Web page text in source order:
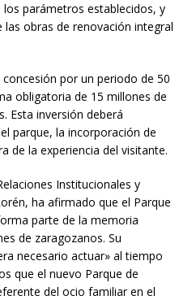
parámetros establecidos, y
obras de renovación integral
por un periodo de 50
obligatoria de 15 millones de
Esta inversión deberá
parque, la incorporación de
de la experiencia del visitante.
Institucionales y
ha afirmado que el Parque
parte de la memoria
de zaragozanos. Su
necesario actuar» al tiempo
que el nuevo Parque de
del ocio familiar en el